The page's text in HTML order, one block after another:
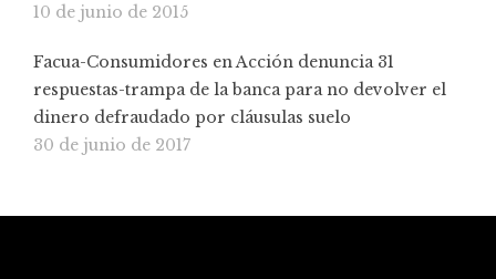
10 de junio de 2015
Facua-Consumidores en Acción denuncia 31
respuestas-trampa de la banca para no devolver el
dinero defraudado por cláusulas suelo
30 de junio de 2017